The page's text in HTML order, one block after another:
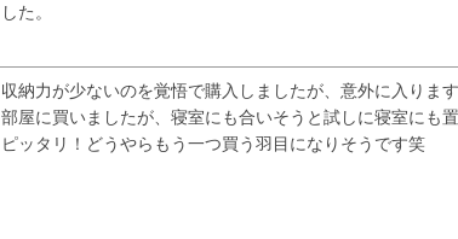
した。
収納力が少ないのを覚悟で購入しましたが、意外に入りま
部屋に買いましたが、寝室にも合いそうと試しに寝室にも置
ピッタリ！どうやらもう一つ買う羽目になりそうです笑